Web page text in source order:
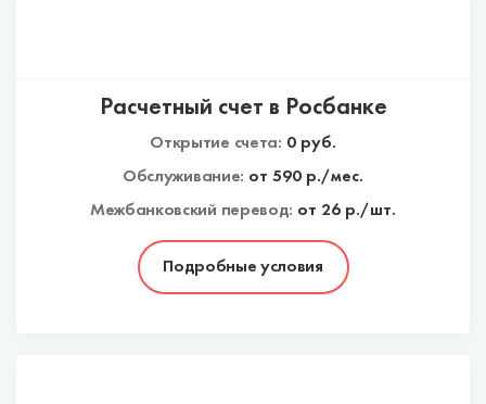
Подробные условия
Расчетный счет в Росбанке
Открытие счета: 0руб.
Обслуживание: от 590р./мес.
Межбанковский перевод: от 26 р./шт.